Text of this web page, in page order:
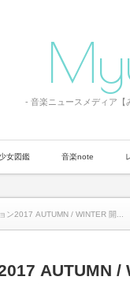
- 音楽ニュースメディア
女図鑑 音楽note
ン2017 AUTUMN / WINTER 開...
AUTUMN /